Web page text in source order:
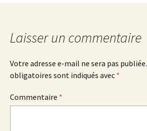
Laisser un commentaire
Votre adresse e-mail ne sera pas publiée.
obligatoires sont indiqués avec *
Commentaire *